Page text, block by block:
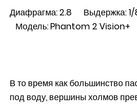
Диафрагма: 2.8 Выдержка:
Модель: Phantom 2 Vision+
В то время как большинство
под воду, вершины холмов